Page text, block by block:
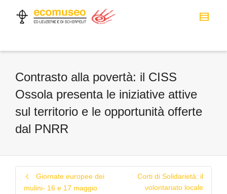
Contrasto alla povertà: il CISS
Ossola presenta le iniziative attive
sul territorio e le opportunità offerte
dal PNRR
Giornate europee dei
mulini- 16 e 17 maggio
Corti di Solidarietà: il
volontariato locale